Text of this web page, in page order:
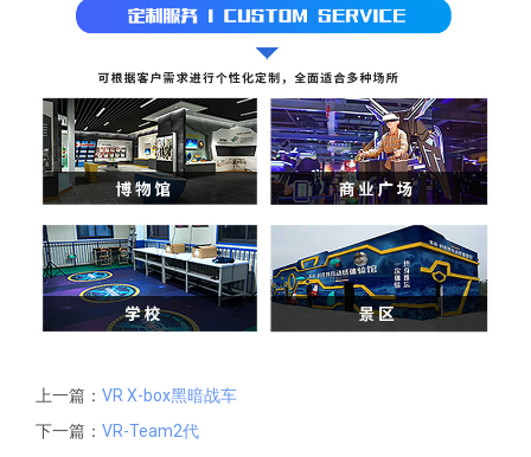
上一篇： VR X-box黑暗战车
下一篇： VR-Team2代